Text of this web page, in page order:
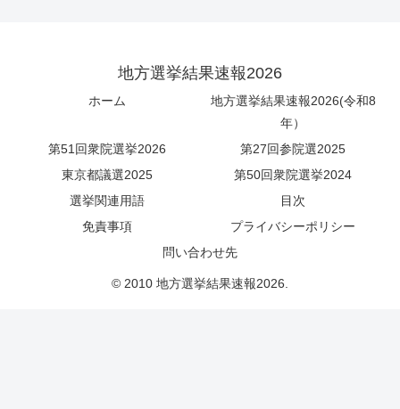
地方選挙結果速報2026
ホーム
地方選挙結果速報2026(令和8
年）
第51回衆院選挙2026
第27回参院選2025
東京都議選2025
第50回衆院選挙2024
選挙関連用語
目次
免責事項
プライバシーポリシー
問い合わせ先
© 2010 地方選挙結果速報2026.